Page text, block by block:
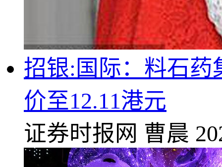
招银:国际：料石药
价至12.11港元
证券时报网 曹晨